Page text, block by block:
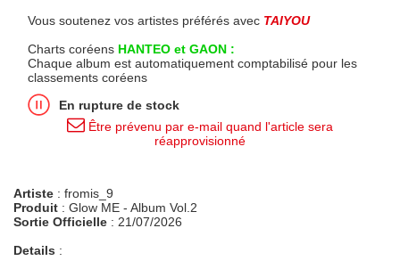
Vous soutenez vos artistes préférés avec TAIYOU
Charts coréens HANTEO et GAON :
Chaque album est automatiquement comptabilisé pour les
classements coréens
En rupture de stock
Être prévenu par e-mail quand l'article sera
réapprovisionné
Artiste : fromis_9
Produit : Glow ME - Album Vol.2
Sortie Officielle : 21/07/2026
Details :